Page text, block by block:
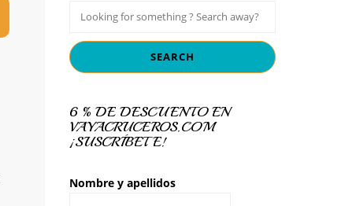
6 % DE DESCUENTO EN
VAYACRUCEROS.COM
¡SUSCRÍBETE!
Nombre y apellidos